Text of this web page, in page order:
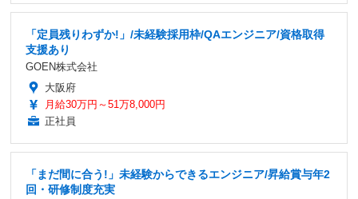
「定員残りわずか!」/未経験採用枠/QAエンジニア/資格取得
支援あり
GOEN株式会社
大阪府
月給30万円～51万8,000円
正社員
「まだ間に合う!」未経験からできるエンジニア/昇給賞与年2
回・研修制度充実